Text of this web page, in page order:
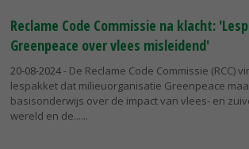
Reclame Code Commissie na klacht:
Greenpeace over vlees misleidend'
20-08-2024- De Reclame Code Commissie (RCC)
lespakket dat milieuorganisatie Greenpeace
basisonderwijs over de impact van vlees- en
wereld en de...